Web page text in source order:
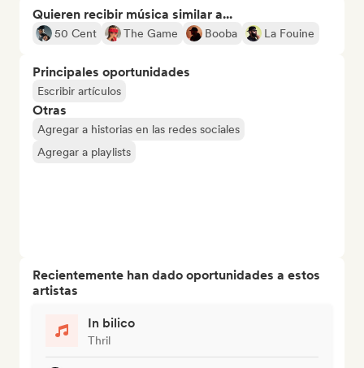
Quieren recibir música similar a...
50 Cent The Game Booba La Fouine
Principales oportunidades
Escribir artículos
Otras
Agregar a historias en las redes sociales
Agregar a playlists
Recientemente han dado oportunidades a estos
artistas
In bilico
Thril